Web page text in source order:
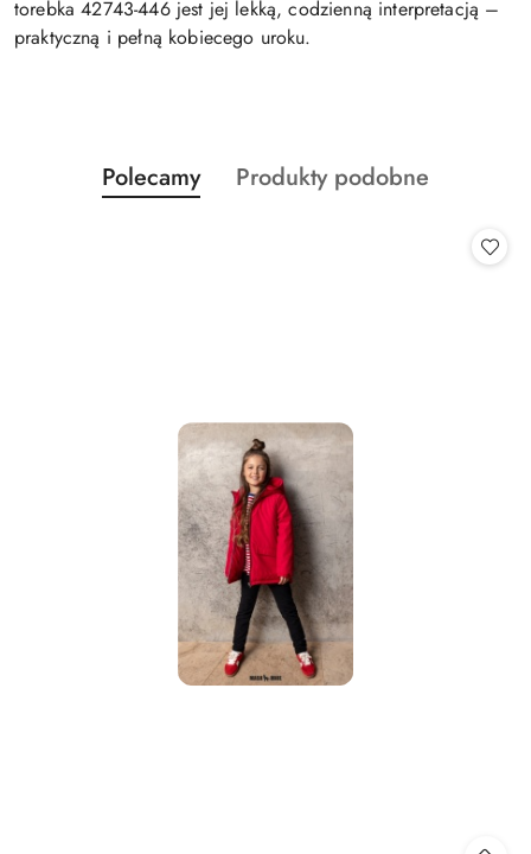
torebka 42743-446 jest jej lekką, codzienną interpretacją –
praktyczną i pełną kobiecego uroku.
Pomiń karuzelę produktów
Produkty
o
Polecamy
Produkty
Produkty podobne